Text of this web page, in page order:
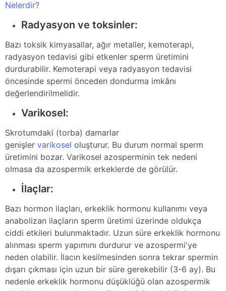
Nelerdir?
Radyasyon ve toksinler:
Bazı toksik kimyasallar, ağır metaller, kemoterapi,
radyasyon tedavisi gibi etkenler sperm üretimini
durdurabilir. Kemoterapi veya radyasyon tedavisi
öncesinde spermi önceden dondurma imkânı
değerlendirilmelidir.
Varikosel:
Skrotumdaki (torba) damarlar
genişler varikosel oluşturur. Bu durum normal sperm
üretimini bozar. Varikosel azosperminin tek nedeni
olmasa da azospermik erkeklerde de görülür.
İlaçlar:
Bazı hormon ilaçları, erkeklik hormonu kullanımı veya
anabolizan ilaçların sperm üretimi üzerinde oldukça
ciddi etkileri bulunmaktadır. Uzun süre erkeklik hormonu
alınması sperm yapımını durdurur ve azospermi'ye
neden olabilir. İlacın kesilmesinden sonra tekrar spermin
dışarı çıkması için uzun bir süre gerekebilir (3-6 ay). Bu
nedenle erkeklik hormonu düşüklüğü olan azospermik